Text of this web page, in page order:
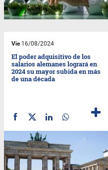
Vie16/08/2024
El poder adquisitivo de los
salarios alemanes logrará en
2024 su mayor subida en más
de una década